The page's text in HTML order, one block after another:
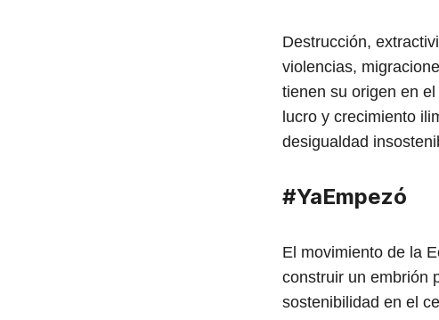
Destrucción,
violencias,
tienen su origen en
lucro y crecimiento
desigualdad
#YaEmpezó
El movimiento de la
construir un embrión
sostenibilidad en el